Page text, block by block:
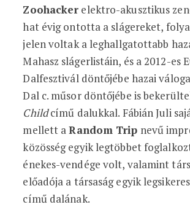
Zoohacker elektro-akusztikus
hat évig ontotta a slágereket,
jelen voltak a leghallgatottabb
Mahasz slágerlistáin, és a 2012-es
Dalfesztivál döntőjébe hazai
Dal c. műsor döntőjébe is
Childcímű dalukkal. Fábián Juli
mellett aRandom Trip nevű
közösség egyik legtöbbet
énekes-vendége volt, valamint
előadója a társaság egyik
című dalának.